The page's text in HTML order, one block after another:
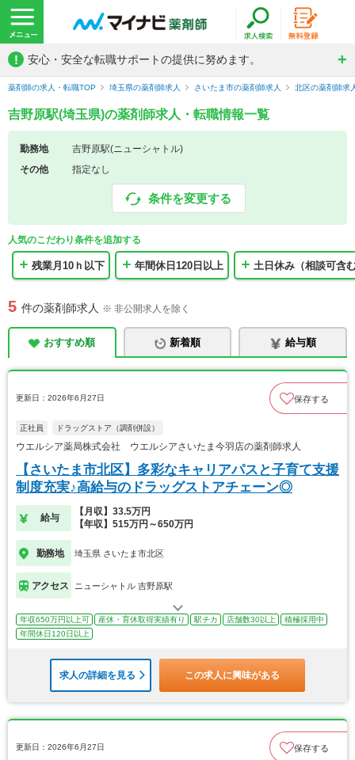
! 安心・安全な転職サポートの提供に努めます。
薬剤師の求人・転職TOP 埼玉県の薬剤師求人 さいたま市の薬剤師求人 北区の薬剤師求
吉野原駅(埼玉県)の薬剤師求人・転職情報一覧
勤務地
吉野原駅(ニューシャトル)
その他
指定なし
条件を変更する
人気のこだわり条件を追加する
残業月10ｈ以下 年間休日120日以上 土日休み（相談可含
5 件の薬剤師求人 ※ 非公開求人を除く
おすすめ順 新着順 給与順
更新日：2026年6月27日 保存する
正社員 ドラッグストア（調剤併設）
ウエルシア薬局株式会社 ウエルシアさいたま今羽店の薬剤師求人
【さいたま市北区】多彩なキャリアパスと子育て支援
制度充実♪高給与のドラッグストアチェーン◎
給与
【月収】33.5万円
【年収】515万円～650万円
勤務地 埼玉県 さいたま市北区
アクセス ニューシャトル 吉野原駅
年収650万円以上可 産休・育休取得実績有り 駅チカ 店舗数30以上
積極採用中
年間休日120日以上
求人の詳細を見る この求人に興味がある
更新日：2026年6月27日 保存する